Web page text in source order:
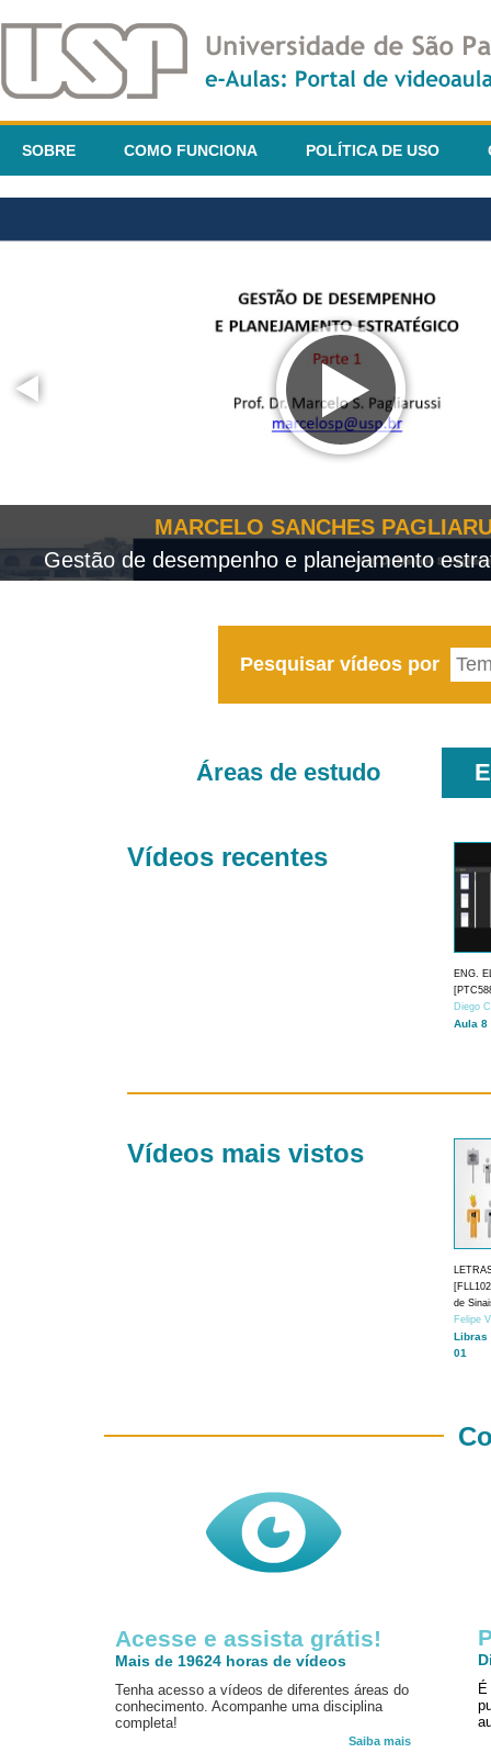
SOBRE COMO FUNCIONA POLÍTICA DE USO
MARCELO SANCHES
Gestão de desempenho e planejamento
Pesquisar vídeos por
Áreas de estudo
Vídeos recentes
ENG.
Diego
Aula 8
Vídeos mais vistos
de
Felipe
Libras
01
Acesse e assista grátis!
Mais de 19624 horas de vídeos
Tenha acesso a vídeos de diferentes áreas do
conhecimento. Acompanhe uma disciplina
completa!
Saiba mais